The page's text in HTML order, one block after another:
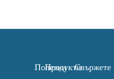
Полезни
ПродуктиСвържете